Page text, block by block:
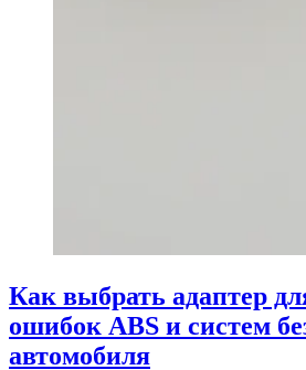
Как выбрать адаптер
ошибок ABS и систем
автомобиля